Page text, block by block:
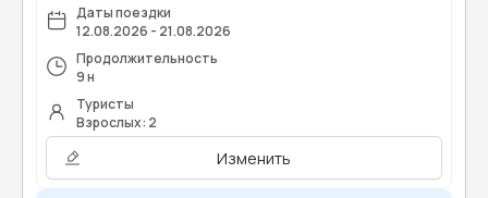
Даты поездки
12.08.2026 - 21.08.2026
Продолжительность
9 н
Туристы
Взрослых: 2
Изменить